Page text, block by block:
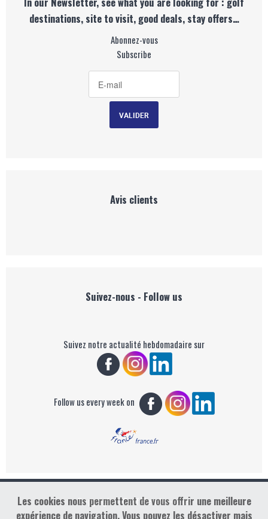
destinations, site to visit, good deals, stay offers…
Abonnez-vous
Subscribe
Avis clients
Suivez-nous - Follow us
Suivez notre actualité hebdomadaire sur
Follow us every week on
Copyright : Golf Rendez-vous
Les cookies nous permettent de vous offrir une meilleure
expérience de navigation. Vous pouvez les désactiver mais